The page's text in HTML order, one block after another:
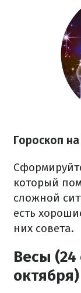
Гороскоп на
который
сложной
есть
них совета.
Весы (24
октября)